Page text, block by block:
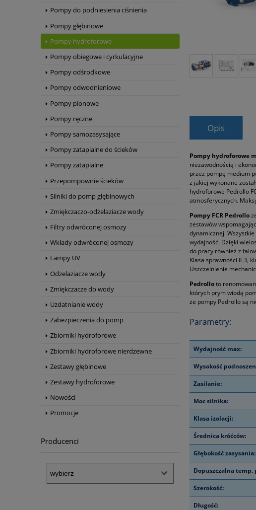
Pompy do podniesienia ciśnienia
Pompy głębinowe
Pompy hydroforowe
Pompy obiegowe i cyrkulacyjne
Pompy odśrodkowe
Pompy odwodnieniowe
Pompy pionowe
Pompy ręczne
Pompy samozasysające
Pompy zatapialne do ścieków
Pompy zatapialne
Przepompownie ścieków
Silniki do pomp głębinowych
Zmiękczaczo-odżelaziacze wody
Filtry odwróconej osmozy
Wkłady odwróconej osmozy
Lampy UV
Odżelaziacze wody
Zmiękczacze do wody
Uzdatnianie wody
Zabezpieczenia do pomp
Zbiorniki hydroforowe
Zbiorniki hydroforowe nierdzewne
Zestawy głębinowe
Zestawy hydroforowe
Nowości
Promocje
Producenci
Opis
Pompy hydroforowe
niezawodnością i
przez pompę medium
z jakiej wykonane
hydroforowe Pedrollo
atmosferycznych.
Pompy FCR Pedrollo
zestawów
dynamicznej.
wydajność. Dzięki
do pracy również z
Klasa sprawności IE3,
Uszczelnienie
Pedrolloto
których prym wiodą
że pompy Pedrollo są
Parametry:
Wydajność max:
Wysokość
Zasilanie:
Moc silnika:
Klasa izolacji:
Średnica króćców:
Głębokość zasysania:
Dopuszczalna temp.
Szerokość:
Długość: